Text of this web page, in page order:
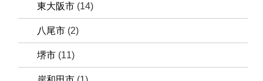
東大阪市 (14)
八尾市 (2)
堺市 (11)